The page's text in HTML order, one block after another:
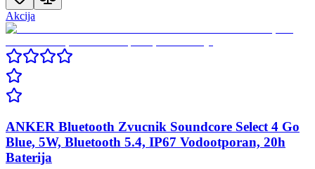
Akcija
ANKER Bluetooth Zvucnik Soundcore Select 4 Go
Blue, 5W, Bluetooth 5.4, IP67 Vodootporan, 20h
Baterija